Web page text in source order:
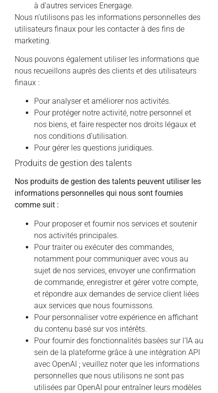
à d’autres services Energage.
Nous n’utilisons pas les informations personnelles des
utilisateurs finaux pour les contacter à des fins de
marketing.
Nous pouvons également utiliser les informations que
nous recueillons auprès des clients et des utilisateurs
finaux :
Pour analyser et améliorer nos activités.
Pour protéger notre activité, notre personnel et
nos biens, et faire respecter nos droits légaux et
nos conditions d’utilisation.
Pour gérer les questions juridiques.
Produits de gestion des talents
Nos produits de gestion des talents peuvent utiliser les
informations personnelles qui nous sont fournies
comme suit :
Pour proposer et fournir nos services et soutenir
nos activités principales.
Pour traiter ou exécuter des commandes,
notamment pour communiquer avec vous au
sujet de nos services, envoyer une confirmation
de commande, enregistrer et gérer votre compte,
et répondre aux demandes de service client liées
aux services que nous fournissons.
Pour personnaliser votre expérience en affichant
du contenu basé sur vos intérêts.
Pour fournir des fonctionnalités basées sur l’IA au
sein de la plateforme grâce à une intégration API
avec OpenAI ; veuillez noter que les informations
personnelles que nous utilisons ne sont pas
utilisées par OpenAI pour entraîner leurs modèles